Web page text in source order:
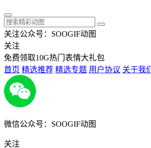
关注公众号：SOOGIF动图
关注
免费领取10G热门表情大礼包
首页 精选推荐 精选专题 用户协议 关于我们
微信公众号：SOOGIF动图
关注